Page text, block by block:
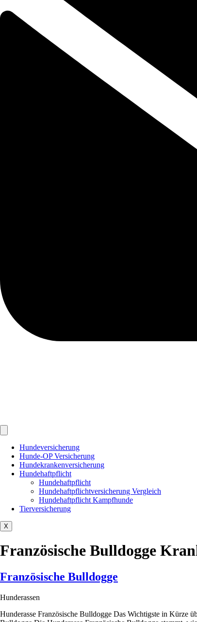
Hundeversicherung
Hunde-OP Versicherung
Hundekrankenversicherung
Hundehaftpflicht
Hundehaftpflicht
Hundehaftpflichtversicherung Vergleich
Hundehaftpflicht Kampfhunde
Tierversicherung
X
Französische Bulldogge
Französische Bulldogge
Hunderassen
Hunderasse Französische Bulldogge Das Wichtigste in Kürze